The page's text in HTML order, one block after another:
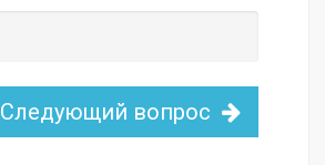
Следующий вопрос